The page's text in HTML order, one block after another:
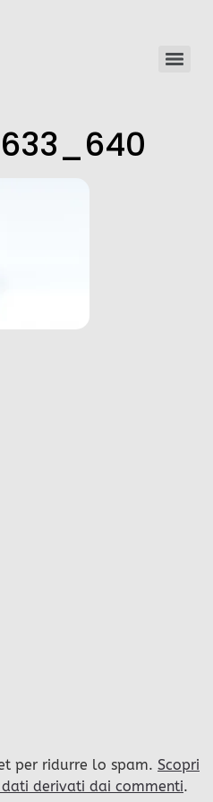
per ridurre lo spam. Scopri
derivati dai commenti.